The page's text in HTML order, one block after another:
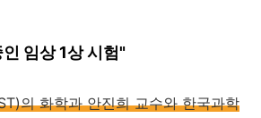
임상 1상 시험"
의 화학과 안진희 교수와 한국과학